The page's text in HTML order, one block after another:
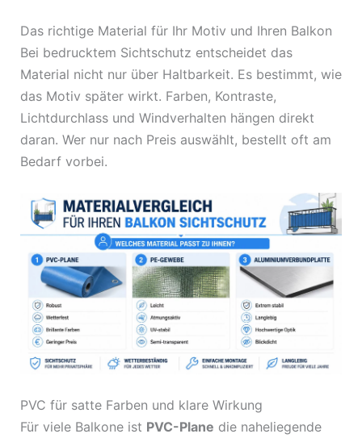
Das richtige Material für Ihr Motiv und Ihren Balkon
Bei bedrucktem Sichtschutz entscheidet das
Material nicht nur über Haltbarkeit. Es bestimmt, wie
das Motiv später wirkt. Farben, Kontraste,
Lichtdurchlass und Windverhalten hängen direkt
daran. Wer nur nach Preis auswählt, bestellt oft am
Bedarf vorbei.
PVC für satte Farben und klare Wirkung
Für viele Balkone ist PVC-Plane die naheliegende